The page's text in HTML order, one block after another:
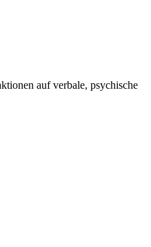
auf verbale, psychische